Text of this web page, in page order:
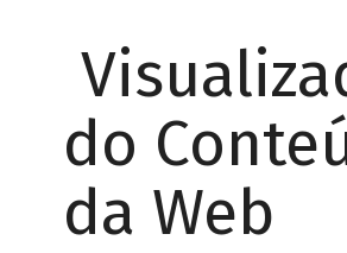
do
da Web